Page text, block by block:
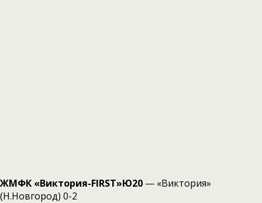
ЖМФК «Виктория-FIRST»Ю20 — «Виктория»
(Н.Новгород) 0-2